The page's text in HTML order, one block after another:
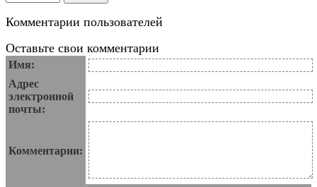
Комментарии пользователей
Оставьте свои комментарии
Имя:
Адрес
электронной
почты:
Комментарии: